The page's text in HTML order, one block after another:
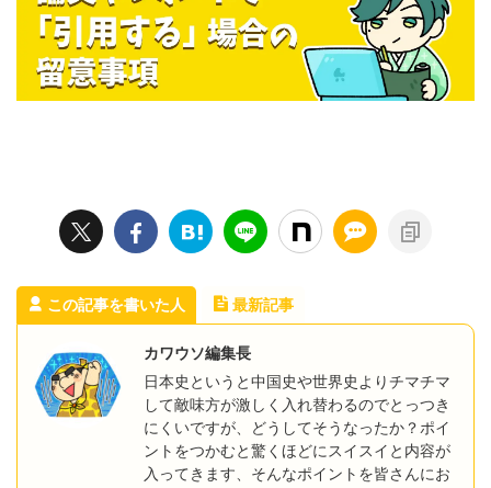
この記事を書いた人 最新記事
カワウソ編集長
日本史というと中国史や世界史よりチマチマ
して敵味方が激しく入れ替わるのでとっつき
にくいですが、どうしてそうなったか？ポイ
ントをつかむと驚くほどにスイスイと内容が
入ってきます、そんなポイントを皆さんにお